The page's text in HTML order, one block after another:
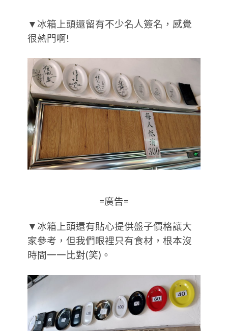
▼冰箱上頭還留有不少名人簽名，感覺
很熱門啊!
=廣告=
▼冰箱上頭還有貼心提供盤子價格讓大
家參考，但我們眼裡只有食材，根本沒
時間一一比對(笑)。